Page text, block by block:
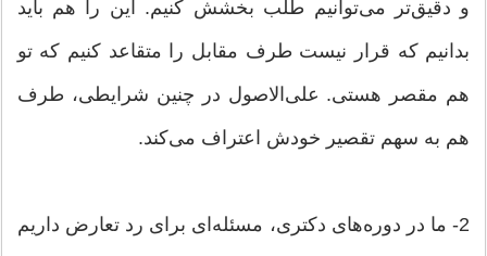
و دقیق‌تر می‌توانیم طلب بخشش کنیم. این را هم باید
بدانیم که قرار نیست طرف مقابل را متقاعد کنیم که تو
هم مقصر هستی. علی‌الاصول در چنین شرایطی، طرف
هم به سهم تقصیر خودش اعتراف می‌کند.
2- ما در دوره‌های دکتری، مسئله‌ای برای رد تعارض داریم